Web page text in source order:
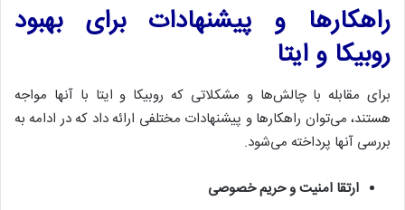
راهکارها و پیشنهادات برای بهبود
روبیکا و ایتا
برای مقابله با چالش‌ها و مشکلاتی که روبیکا و ایتا با آنها مواجه
هستند، می‌توان راهکارها و پیشنهادات مختلفی ارائه داد که در ادامه به
بررسی آنها پرداخته می‌شود.
ارتقا امنیت و حریم خصوصی